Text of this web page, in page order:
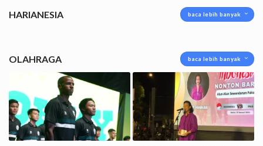
HARIANESIA baca lebih banyak
OLAHRAGA baca lebih banyak